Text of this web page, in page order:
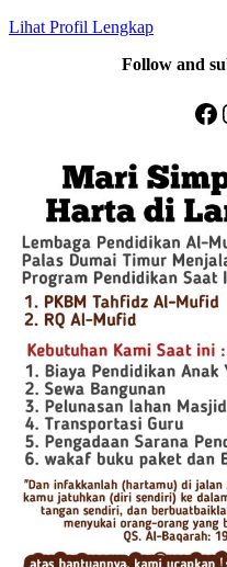
Lihat Profil Lengkap
Follow and